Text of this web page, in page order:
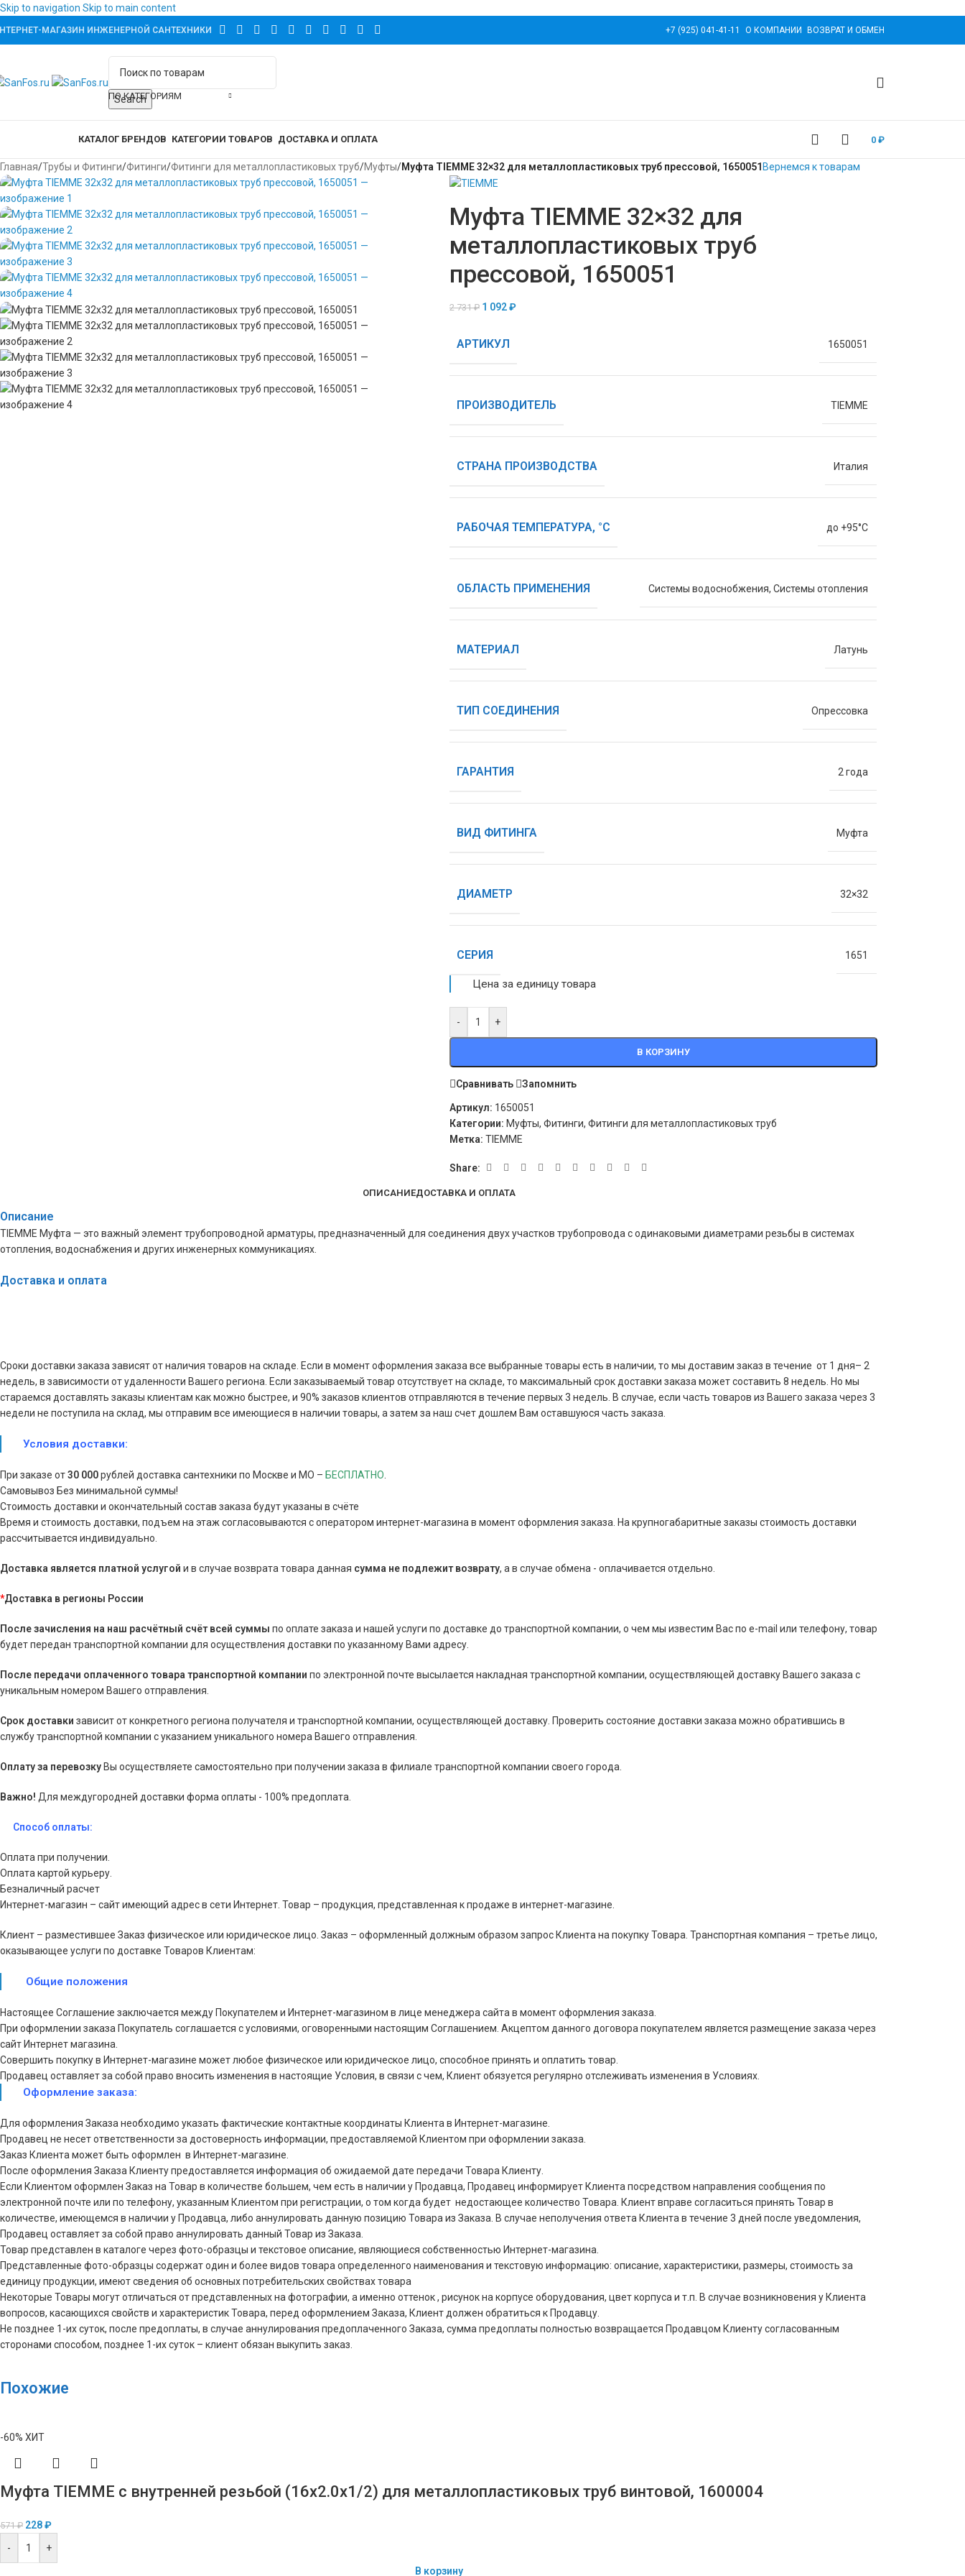
Skip to navigation Skip to main content
МАГАЗИН ИНЖЕНЕРНОЙ САНТЕХНИКИ +7 (925) 041-41-11 О КОМПАНИИ ВОЗВРАТ И ОБМЕН
ПО КАТЕГОРИЯМ
Search
КАТАЛОГ БРЕНДОВ КАТЕГОРИИ ТОВАРОВ ДОСТАВКА И ОПЛАТА 0 ₽
Главная/Трубы и Фитинги/Фитинги/Фитинги для металлопластиковых труб/Муфты/Муфта TIEMME 32×32 для металлопластиковых труб прессовой, 1650051 Вернемся к товарам
-60%ХИТ
Муфта TIEMME 32×32 для
металлопластиковых труб
прессовой, 1650051
2 731₽ 1 092₽
АРТИКУЛ 1650051
ПРОИЗВОДИТЕЛЬ TIEMME
СТРАНА ПРОИЗВОДСТВА Италия
РАБОЧАЯ ТЕМПЕРАТУРА, °С до +95°C
ОБЛАСТЬ ПРИМЕНЕНИЯ Системы водоснобжения, Системы отопления
МАТЕРИАЛ Латунь
ТИП СОЕДИНЕНИЯ Опрессовка
ГАРАНТИЯ 2 года
ВИД ФИТИНГА Муфта
ДИАМЕТР 32×32
СЕРИЯ 1651
Цена за единицу товара
- +
В КОРЗИНУ
Сравнивать Запомнить
Артикул: 1650051
Категории: Муфты, Фитинги, Фитинги для металлопластиковых труб
Метка: TIEMME
Share:
ОПИСАНИЕДОСТАВКА И ОПЛАТА
Описание
TIEMME Муфта — это важный элемент трубопроводной арматуры, предназначенный для соединения двух участков трубопровода с одинаковыми диаметрами резьбы в системах
отопления, водоснабжения и других инженерных коммуникациях.
Доставка и оплата
Сроки доставки заказа зависят от наличия товаров на складе. Если в момент оформления заказа все выбранные товары есть в наличии, то мы доставим заказ в течение от 1 дня– 2
недель, в зависимости от удаленности Вашего региона. Если заказываемый товар отсутствует на складе, то максимальный срок доставки заказа может составить 8 недель. Но мы
стараемся доставлять заказы клиентам как можно быстрее, и 90% заказов клиентов отправляются в течение первых 3 недель. В случае, если часть товаров из Вашего заказа через 3
недели не поступила на склад, мы отправим все имеющиеся в наличии товары, а затем за наш счет дошлем Вам оставшуюся часть заказа.
Условия доставки:
При заказе от30 000рублей доставка сантехники по Москве и МО – БЕСПЛАТНО.
Самовывоз Без минимальной суммы!
Стоимость доставки и окончательный состав заказа будут указаны в счёте
Время и стоимость доставки, подъем на этаж согласовываются с оператором интернет-магазина в момент оформления заказа. На крупногабаритные заказы стоимость доставки
рассчитывается индивидуально.
Доставка является платной услугой и в случае возврата товара данная сумма не подлежит возврату, а в случае обмена - оплачивается отдельно.
*Доставка в регионы России
После зачисления на наш расчётный счёт всей суммы по оплате заказа и нашей услуги по доставке до транспортной компании, о чем мы известим Вас по e-mail или телефону, товар
будет передан транспортной компании для осуществления доставки по указанному Вами адресу.
После передачи оплаченного товара транспортной компании по электронной почте высылается накладная транспортной компании, осуществляющей доставку Вашего заказа с
уникальным номером Вашего отправления.
Срок доставки зависит от конкретного региона получателя и транспортной компании, осуществляющей доставку. Проверить состояние доставки заказа можно обратившись в
службу транспортной компании с указанием уникального номера Вашего отправления.
Оплату за перевозку Вы осуществляете самостоятельно при получении заказа в филиале транспортной компании своего города.
Важно! Для междугородней доставки форма оплаты - 100% предоплата.
Способ оплаты:
Оплата при получении.
Оплата картой курьеру.
Безналичный расчет
Интернет-магазин – сайт имеющий адрес в сети Интернет. Товар – продукция, представленная к продаже в интернет-магазине.
Клиент – разместившее Заказ физическое или юридическое лицо. Заказ – оформленный должным образом запрос Клиента на покупку Товара. Транспортная компания – третье лицо,
оказывающее услуги по доставке Товаров Клиентам:
Общие положения
Настоящее Соглашение заключается между Покупателем и Интернет-магазином в лице менеджера сайта в момент оформления заказа.
При оформлении заказа Покупатель соглашается с условиями, оговоренными настоящим Соглашением. Акцептом данного договора покупателем является размещение заказа через
сайт Интернет магазина.
Совершить покупку в Интернет-магазине может любое физическое или юридическое лицо, способное принять и оплатить товар.
Продавец оставляет за собой право вносить изменения в настоящие Условия, в связи с чем, Клиент обязуется регулярно отслеживать изменения в Условиях.
Оформление заказа:
Для оформления Заказа необходимо указать фактические контактные координаты Клиента в Интернет-магазине.
Продавец не несет ответственности за достоверность информации, предоставляемой Клиентом при оформлении заказа.
Заказ Клиента может быть оформлен в Интернет-магазине.
После оформления Заказа Клиенту предоставляется информация об ожидаемой дате передачи Товара Клиенту.
Если Клиентом оформлен Заказ на Товар в количестве большем, чем есть в наличии у Продавца, Продавец информирует Клиента посредством направления сообщения по
электронной почте или по телефону, указанным Клиентом при регистрации, о том когда будет недостающее количество Товара. Клиент вправе согласиться принять Товар в
количестве, имеющемся в наличии у Продавца, либо аннулировать данную позицию Товара из Заказа. В случае неполучения ответа Клиента в течение 3 дней после уведомления,
Продавец оставляет за собой право аннулировать данный Товар из Заказа.
Товар представлен в каталоге через фото-образцы и текстовое описание, являющиеся собственностью Интернет-магазина.
Представленные фото-образцы содержат один и более видов товара определенного наименования и текстовую информацию: описание, характеристики, размеры, стоимость за
единицу продукции, имеют сведения об основных потребительских свойствах товара
Некоторые Товары могут отличаться от представленных на фотографии, а именно оттенок , рисунок на корпусе оборудования, цвет корпуса и т.п. В случае возникновения у Клиента
вопросов, касающихся свойств и характеристик Товара, перед оформлением Заказа, Клиент должен обратиться к Продавцу.
Не позднее 1-их суток, после предоплаты, в случае аннулирования предоплаченного Заказа, сумма предоплаты полностью возвращается Продавцом Клиенту согласованным
сторонами способом, позднее 1-их суток – клиент обязан выкупить заказ.
Похожие
-60% ХИТ
Муфта TIEMME с внутренней резьбой (16х2.0х1/2) для металлопластиковых труб винтовой, 1600004
571₽ 228₽
-
+
В корзину